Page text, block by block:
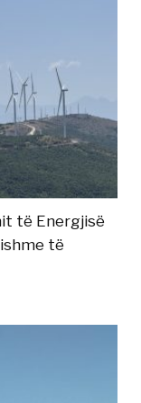
të Energjisë
të